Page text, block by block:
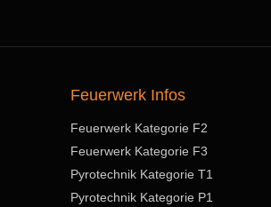
Feuerwerk Infos
Feuerwerk Kategorie F2
Feuerwerk Kategorie F3
Pyrotechnik Kategorie T1
Pyrotechnik Kategorie P1